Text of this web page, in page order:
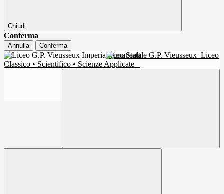
Chiudi
Conferma
Annulla Conferma
Liceo Statale G.P. Vieusseux Liceo
Classico • Scientifico • Scienze Applicate